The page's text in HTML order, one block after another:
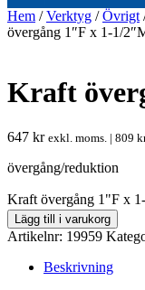
Hem /Verktyg /Övrigt
övergång 1″F x 1-1/
Kraft
647 kr exkl. moms. | 809
övergång/reduktion
Kraft övergång 1"F x
Lägg till i varukorg
Artikelnr: 19959
Beskrivning